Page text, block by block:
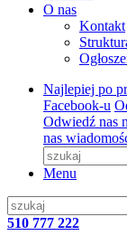
O nas
Kontakt
Najlepiej po
Facebook-u
Odwiedź nas
nas
Menu
510 777 222